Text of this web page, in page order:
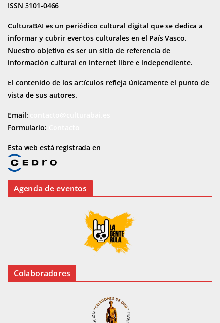
ISSN 3101-0466
CulturaBAI es un periódico cultural digital que se dedica a
informar y cubrir eventos culturales en el País Vasco.
Nuestro objetivo es ser un sitio de referencia de
información cultural en internet libre e independiente.
El contenido de los artículos refleja únicamente el punto de
vista de sus autores.
Email:
Formulario:
Esta web está registrada en
Agenda de eventos
Colaboradores